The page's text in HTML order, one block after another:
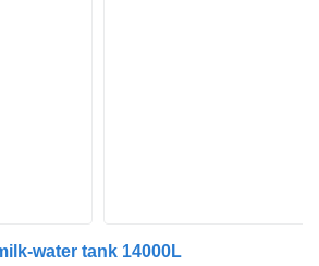
water tank 14000L